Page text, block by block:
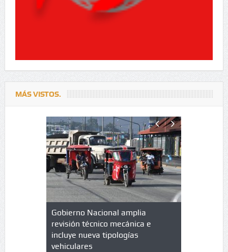
MÁS VISTOS.
de
en
Gobierno Nacional amplia
revisión técnico mecánica e
incluye nueva tipologías
vehiculares